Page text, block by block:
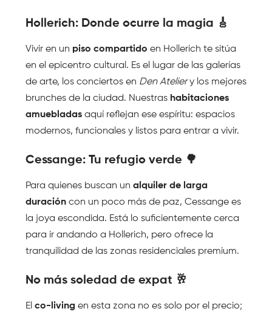
Hollerich: Donde ocurre la magia 🎸
Vivir en un piso compartido en Hollerich te sitúa
en el epicentro cultural. Es el lugar de las galerías
de arte, los conciertos en Den Atelier y los mejores
brunches de la ciudad. Nuestras habitaciones
amuebladas aquí reflejan ese espíritu: espacios
modernos, funcionales y listos para entrar a vivir.
Cessange: Tu refugio verde 🌳
Para quienes buscan un alquiler de larga
duración con un poco más de paz, Cessange es
la joya escondida. Está lo suficientemente cerca
para ir andando a Hollerich, pero ofrece la
tranquilidad de las zonas residenciales premium.
No más soledad de expat 🥂
El co-living en esta zona no es solo por el precio;